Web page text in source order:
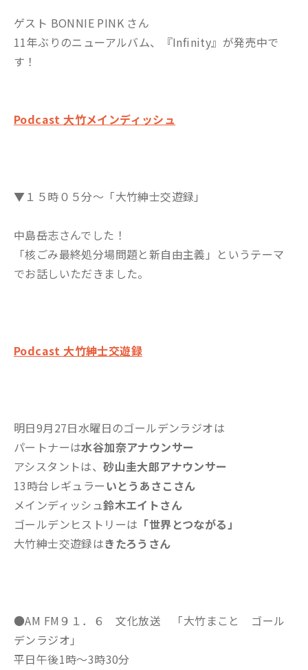
ゲスト BONNIE PINK さん
11年ぶりのニューアルバム、『Infinity』が発売中で
す！
Podcast 大竹メインディッシュ
▼１５時０５分～「大竹紳士交遊録」
中島岳志さんでした！
「核ごみ最終処分場問題と新自由主義」というテーマ
でお話しいただきました。
Podcast 大竹紳士交遊録
明日9月27日水曜日のゴールデンラジオは
パートナーは水谷加奈アナウンサー
アシスタントは、砂山圭大郎アナウンサー
13時台レギュラーいとうあさこさん
メインディッシュ鈴木エイトさん
ゴールデンヒストリーは 「世界とつながる」
大竹紳士交遊録はきたろうさん
●AM FM９１．６ 文化放送 「大竹まこと ゴール
デンラジオ」
平日午後1時～3時30分